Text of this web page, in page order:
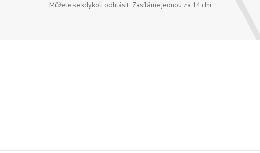
Můžete se kdykoli odhlásit. Zasíláme jednou za 14 dní.